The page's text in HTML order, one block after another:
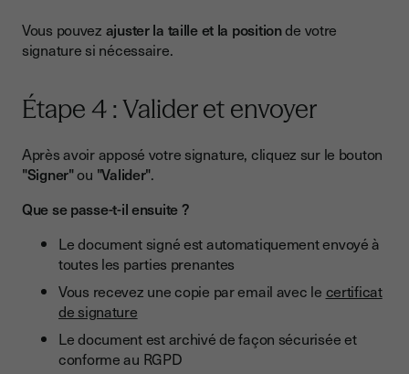
Vous pouvez ajuster la taille et la positionde votre
signature si nécessaire.
Étape 4 : Valider et envoyer
Après avoir apposé votre signature, cliquez sur le bouton
"Signer"ou "Valider".
Que se passe-t-il ensuite ?
Le document signé est automatiquement envoyé à
toutes les parties prenantes
Vous recevez une copie par email avec le certificat
de signature
Le document est archivé de façon sécurisée et
conforme au RGPD